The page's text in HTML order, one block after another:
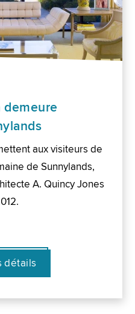
demeure
aux visiteurs de
de Sunnylands,
A. Quincy Jones
détails